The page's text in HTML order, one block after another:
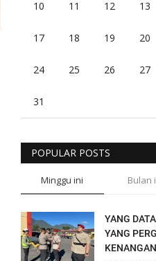
10 11 12 13
17 18 19 20
24 25 26 27
31
POPULAR POSTS
Minggu ini Bulan
YANG
YANG